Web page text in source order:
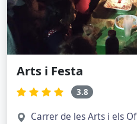
Arts i Festa
3.8
Carrer de les Arts i els